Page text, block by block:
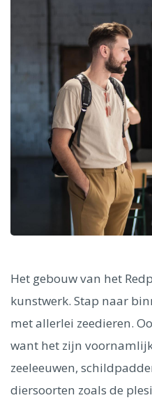
Phoenix
Dresden
Ålesund
Parijs Tokio Amsterdam
Singapore
Rome Berlijn
Dublin
Hong Kong
Het gebouw van het
kunstwerk. Stap naar
met allerlei zeedieren.
want het zijn
zeeleeuwen,
diersoorten zoals de